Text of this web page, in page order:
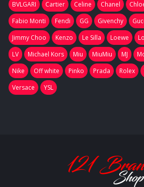
BVLGARI
Cartier Celine Chanel
Fabio Monti
Fendi GG Givenchy
Jimmy Choo
Kenzo Le Silla Loewe
LV
Michael Kors Miu MiuMiu MJ
Nike
Off white Pinko Prada Rolex
Versace
YSL